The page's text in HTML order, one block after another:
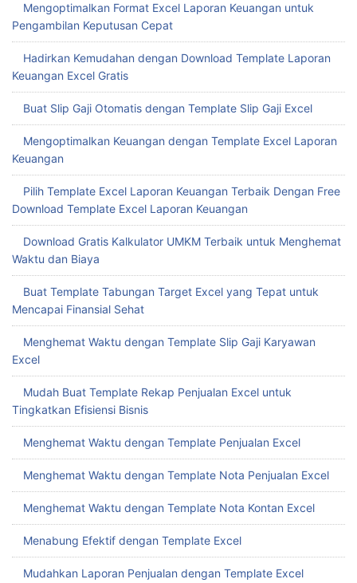
Mengoptimalkan Format Excel Laporan Keuangan untuk
Pengambilan Keputusan Cepat
Hadirkan Kemudahan dengan Download Template Laporan
Keuangan Excel Gratis
Buat Slip Gaji Otomatis dengan Template Slip Gaji Excel
Mengoptimalkan Keuangan dengan Template Excel Laporan
Keuangan
Pilih Template Excel Laporan Keuangan Terbaik Dengan Free
Download Template Excel Laporan Keuangan
Download Gratis Kalkulator UMKM Terbaik untuk Menghemat
Waktu dan Biaya
Buat Template Tabungan Target Excel yang Tepat untuk
Mencapai Finansial Sehat
Menghemat Waktu dengan Template Slip Gaji Karyawan
Excel
Mudah Buat Template Rekap Penjualan Excel untuk
Tingkatkan Efisiensi Bisnis
Menghemat Waktu dengan Template Penjualan Excel
Menghemat Waktu dengan Template Nota Penjualan Excel
Menghemat Waktu dengan Template Nota Kontan Excel
Menabung Efektif dengan Template Excel
Mudahkan Laporan Penjualan dengan Template Excel